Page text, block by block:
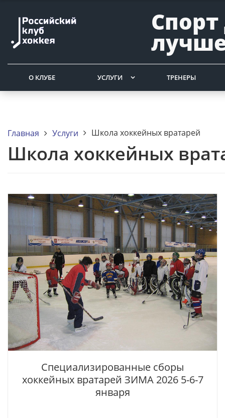
Спорт
О КЛУБЕ УСЛУГИ ТРЕНЕРЫ
Главная Услуги Школа хоккейных вратарей
Школа хоккейных
Специализированные сборы
хоккейных вратарей ЗИМА 2026 5-6-7
января